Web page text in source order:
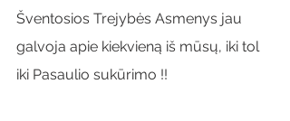
Šventosios Trejybės Asmenys jau
galvoja apie kiekvieną iš mūsų, iki tol
iki Pasaulio sukūrimo !!